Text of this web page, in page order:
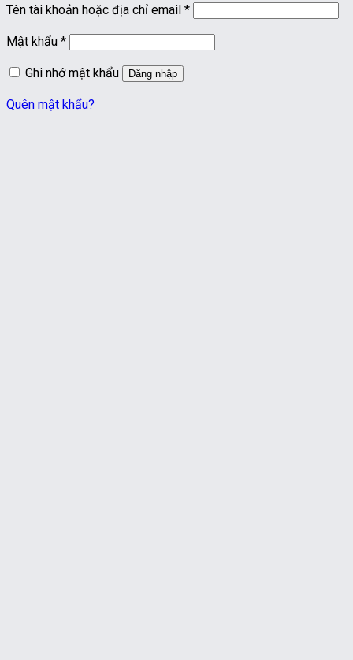
Tên tài khoản hoặc địa chỉ email *Bắt
Mật khẩu *Bắt
Ghi nhớ mật khẩu
Đăng nhập
Quên mật khẩu?